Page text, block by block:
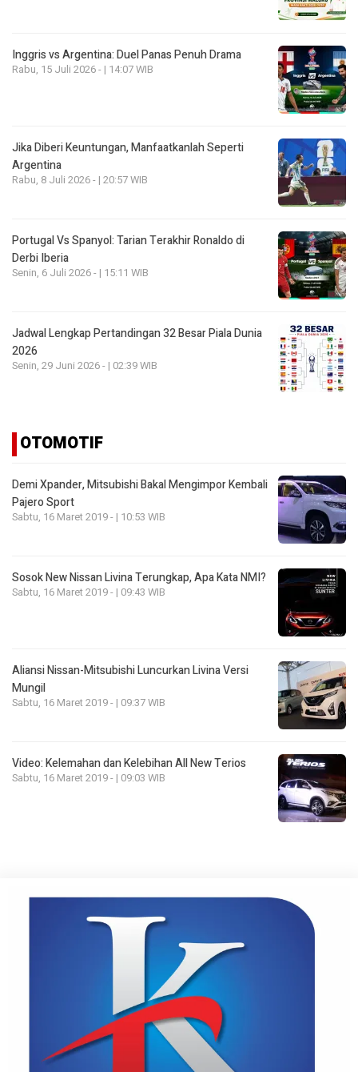
Inggris vs Argentina: Duel Panas Penuh Drama
Rabu, 15 Juli 2026 - | 14:07 WIB
Jika Diberi Keuntungan, Manfaatkanlah Seperti
Argentina
Rabu, 8 Juli 2026 - | 20:57 WIB
Portugal Vs Spanyol: Tarian Terakhir Ronaldo di
Derbi Iberia
Senin, 6 Juli 2026 - | 15:11 WIB
Jadwal Lengkap Pertandingan 32 Besar Piala Dunia
2026
Senin, 29 Juni 2026 - | 02:39 WIB
OTOMOTIF
Demi Xpander, Mitsubishi Bakal Mengimpor Kembali
Pajero Sport
Sabtu, 16 Maret 2019 - | 10:53 WIB
Sosok New Nissan Livina Terungkap, Apa Kata NMI?
Sabtu, 16 Maret 2019 - | 09:43 WIB
Aliansi Nissan-Mitsubishi Luncurkan Livina Versi
Mungil
Sabtu, 16 Maret 2019 - | 09:37 WIB
Video: Kelemahan dan Kelebihan All New Terios
Sabtu, 16 Maret 2019 - | 09:03 WIB